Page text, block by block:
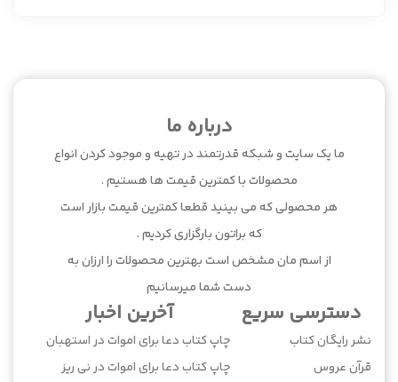
درباره ما
ما یک سایت و شبکه قدرتمند در تهیه و موجود کردن انواع
محصولات با کمترین قیمت ها هستیم .
هر محصولی که می بینید قطعا کمترین قیمت بازار است
که براتون بارگزاری کردیم .
از اسم مان مشخص است بهترین محصولات را ارزان به
دست شما میرسانیم
دسترسی سریع
نشر رایگان کتاب
قرآن عروس
آخرین اخبار
چاپ کتاب دعا برای اموات در استهبان
چاپ کتاب دعا برای اموات در نی ریز